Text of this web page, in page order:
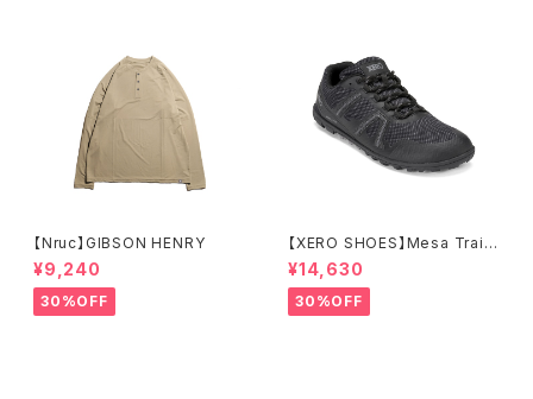
【Nruc】GIBSON HENRY
¥9,240
30%OFF
【XERO SHOES】Mesa Trail
WP (ブラック)
¥14,630
30%OFF